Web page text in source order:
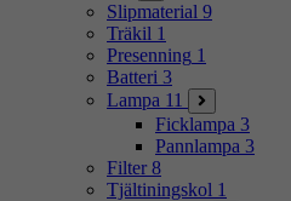
Slipmaterial 9
Träkil 1
Presenning 1
Batteri 3
Lampa 11
Ficklampa 3
Pannlampa 3
Filter 8
Tjältiningskol 1